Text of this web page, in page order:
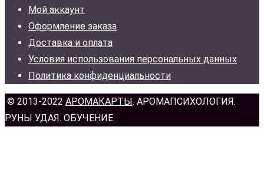
Мой аккаунт
Оформление заказа
Доставка и оплата
Условия использования персональных данных
Политика конфиденциальности
© 2013-2022 АРОМАКАРТЫ . АРОМАПСИХОЛОГИЯ.
РУНЫ УДАЯ. ОБУЧЕНИЕ.